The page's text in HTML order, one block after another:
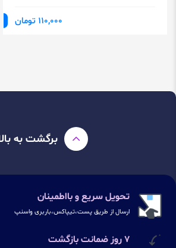
110,000 تومان
برگشت به
تحویل سریع و بااطمینان
ارسال از طریق پست،تیپاکس،باربری واسنپ
۷ روز ضمانت بازگشت